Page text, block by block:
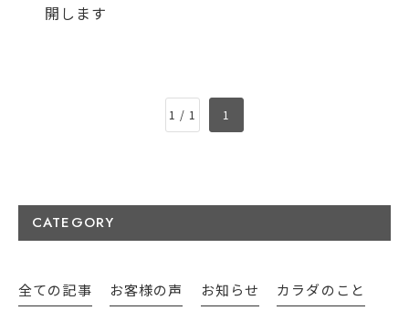
開します
1 / 1 1
CATEGORY
全ての記事 お客様の声 お知らせ カラダのこと